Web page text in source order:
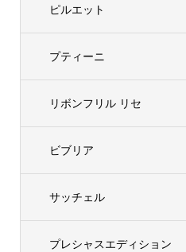
ピルエット
プティーニ
リボンフリル リセ
ビブリア
サッチェル
プレシャスエディション